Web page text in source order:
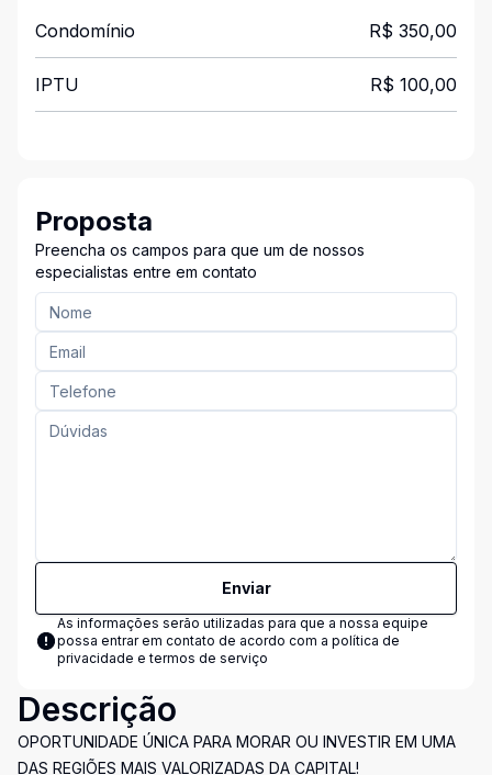
Condomínio R$ 350,00
IPTU R$ 100,00
Proposta
Preencha os campos para que um de nossos
especialistas entre em contato
Enviar
As informações serão utilizadas para que a nossa equipe
possa entrar em contato de acordo com a política de
privacidade e termos de serviço
Descrição
OPORTUNIDADE ÚNICA PARA MORAR OU INVESTIR EM UMA
DAS REGIÕES MAIS VALORIZADAS DA CAPITAL!